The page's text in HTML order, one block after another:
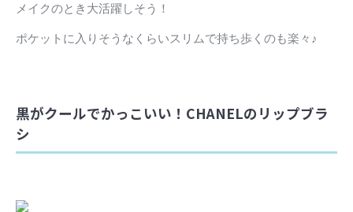
メイクのとき大活躍しそう！
ポケットに入りそうなくらいスリムで持ち歩くのも楽々♪
黒がクールでかっこいい！CHANELのリップブラ
シ